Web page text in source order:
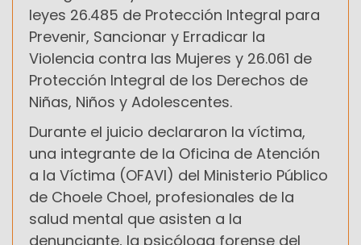
leyes 26.485 de Protección Integral para
Prevenir, Sancionar y Erradicar la
Violencia contra las Mujeres y 26.061 de
Protección Integral de los Derechos de
Niñas, Niños y Adolescentes.
Durante el juicio declararon la víctima,
una integrante de la Oficina de Atención
a la Víctima (OFAVI) del Ministerio Público
de Choele Choel, profesionales de la
salud mental que asisten a la
denunciante, la psicóloga forense del